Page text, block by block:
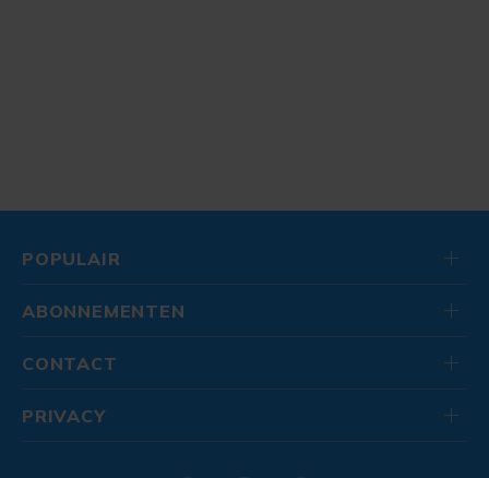
POPULAIR
ABONNEMENTEN
CONTACT
PRIVACY